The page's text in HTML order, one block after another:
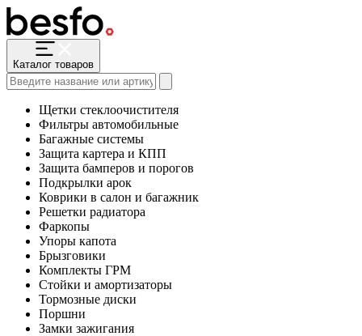
Каталог товаров
Щетки стеклоочистителя
Фильтры автомобильные
Багажные системы
Защита картера и КПП
Защита бамперов и порогов
Подкрылки арок
Коврики в салон и багажник
Решетки радиатора
Фаркопы
Упоры капота
Брызговики
Комплекты ГРМ
Стойки и амортизаторы
Тормозные диски
Поршни
Замки зажигания